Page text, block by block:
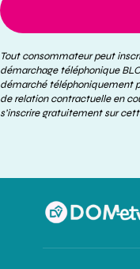
Tout consommateur peut
démarchage téléphonique
démarché téléphoniquement
de relation contractuelle en
s’inscrire gratuitement sur